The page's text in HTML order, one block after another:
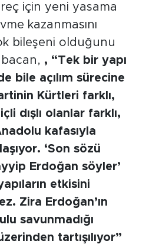
için yeni yasama
kazanmasını
bileşeni olduğunu
, “Tek bir yapı
bile açılım sürecine
Kürtleri farklı,
dışlı olanlar farklı,
kafasıyla
‘Son sözü
Erdoğan söyler’
etkisini
Zira Erdoğan’ın
savunmadığı
tartışılıyor”